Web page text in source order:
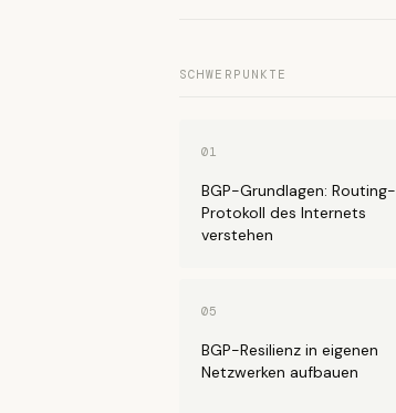
SCHWERPUNKTE
01
BGP-Grundlagen: Routing-
Protokoll des Internets
verstehen
05
BGP-Resilienz in eigenen
Netzwerken aufbauen